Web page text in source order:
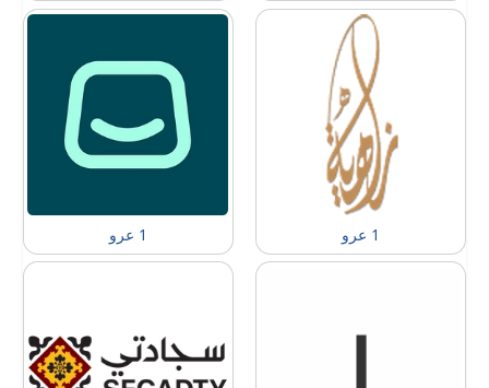
1 عرو 1 عرو